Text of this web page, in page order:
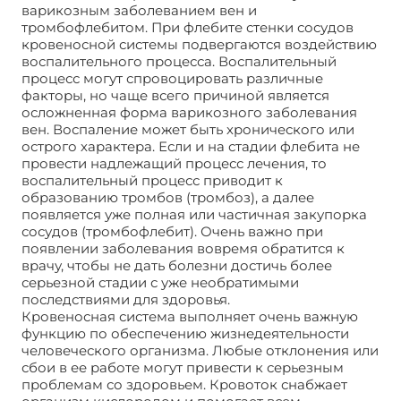
варикозным заболеванием вен и
тромбофлебитом. При флебите стенки сосудов
кровеносной системы подвергаются воздействию
воспалительного процесса. Воспалительный
процесс могут спровоцировать различные
факторы, но чаще всего причиной является
осложненная форма варикозного заболевания
вен. Воспаление может быть хронического или
острого характера. Если и на стадии флебита не
провести надлежащий процесс лечения, то
воспалительный процесс приводит к
образованию тромбов (тромбоз), а далее
появляется уже полная или частичная закупорка
сосудов (тромбофлебит). Очень важно при
появлении заболевания вовремя обратится к
врачу, чтобы не дать болезни достичь более
серьезной стадии с уже необратимыми
последствиями для здоровья.
Кровеносная система выполняет очень важную
функцию по обеспечению жизнедеятельности
человеческого организма. Любые отклонения или
сбои в ее работе могут привести к серьезным
проблемам со здоровьем. Кровоток снабжает